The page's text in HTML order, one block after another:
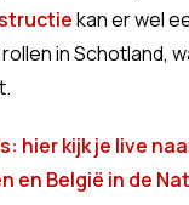
kan er wel
in Schotland,
hier kijk je live
en België in de